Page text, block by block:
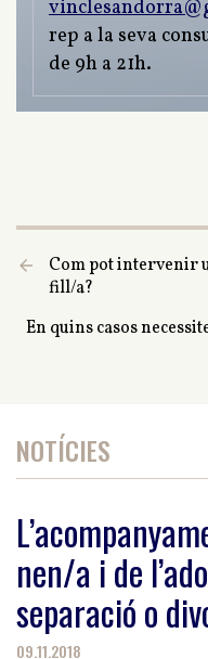
rep a la seva
de 9h a 21h.
Com pot intervenir
fill/a?
En quins casos
NOTÍCIES
nen/a i de
separació o
09.11.2018